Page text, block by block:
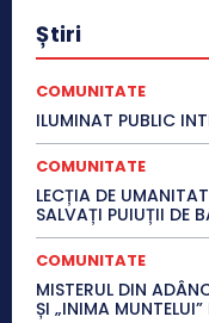
Știri
COMUNITATE
ILUMINAT PUBLIC
COMUNITATE
LECȚIA DE
SALVAȚI PUIUȚII DE
COMUNITATE
MISTERUL DIN
ȘI „INIMA MUNTELUI”